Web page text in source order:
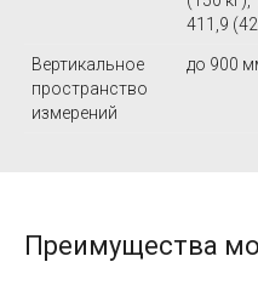
411,9
Вертикальное
пространство
измерений
до 900
Преимущества